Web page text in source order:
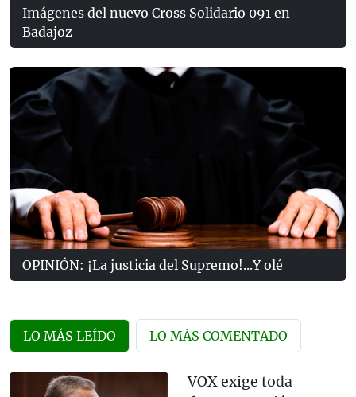
Imágenes del nuevo Cross Solidario 091 en
Badajoz
OPINIÓN: ¡La justicia del Supremo!...Y olé
LO MÁS LEÍDO LO MÁS COMENTADO
VOX exige toda